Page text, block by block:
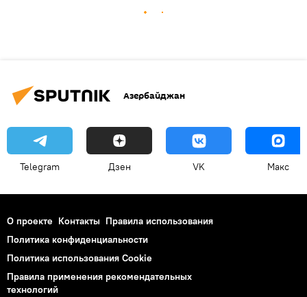
Азербайджан
Telegram Дзен VK Макс
О проекте Контакты Правила использования
Политика конфиденциальности
Политика использования Cookie
Правила применения рекомендательных
технологий